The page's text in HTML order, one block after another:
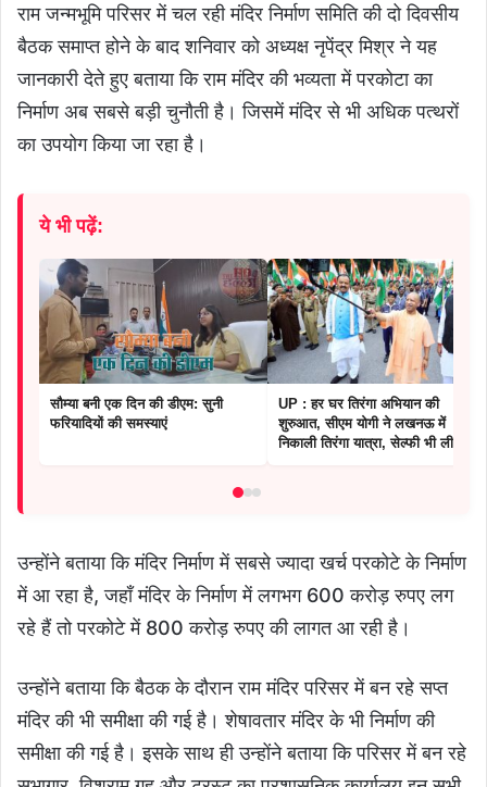
राम जन्मभूमि परिसर में चल रही मंदिर निर्माण समिति की दो दिवसीय
बैठक समाप्त होने के बाद शनिवार को अध्यक्ष नृपेंद्र मिश्र ने यह
जानकारी देते हुए बताया कि राम मंदिर की भव्यता में परकोटा का
निर्माण अब सबसे बड़ी चुनौती है। जिसमें मंदिर से भी अधिक पत्थरों
का उपयोग किया जा रहा है।
ये भी पढ़ें:
सौम्या बनी एक दिन की डीएम: सुनी
फरियादियों की समस्याएं
UP : हर घर तिरंगा अभियान की
शुरुआत, सीएम योगी ने लखनऊ में
निकाली तिरंगा यात्रा, सेल्फी भी ली
उन्होंने बताया कि मंदिर निर्माण में सबसे ज्यादा खर्च परकोटे के निर्माण
में आ रहा है, जहाँ मंदिर के निर्माण में लगभग 600 करोड़ रुपए लग
रहे हैं तो परकोटे में 800 करोड़ रुपए की लागत आ रही है।
उन्होंने बताया कि बैठक के दौरान राम मंदिर परिसर में बन रहे सप्त
मंदिर की भी समीक्षा की गई है। शेषावतार मंदिर के भी निर्माण की
समीक्षा की गई है। इसके साथ ही उन्होंने बताया कि परिसर में बन रहे